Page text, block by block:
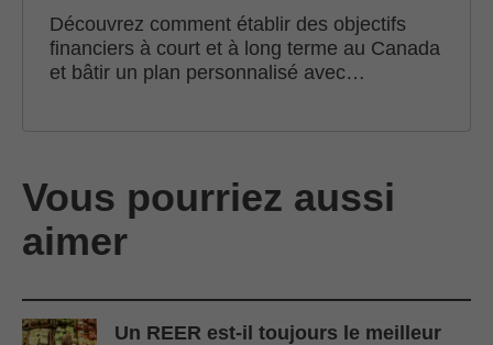
Découvrez comment établir des objectifs
financiers à court et à long terme au Canada
et bâtir un plan personnalisé avec
Vous pourriez aussi
aimer
Un REER est-il toujours le meilleur